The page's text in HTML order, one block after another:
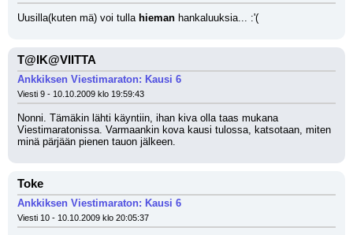
Uusilla(kuten mä) voi tulla hieman hankaluuksia... :'(
T@IK@VIITTA
Ankkiksen Viestimaraton: Kausi 6
Viesti 9 - 10.10.2009 klo 19:59:43
Nonni. Tämäkin lähti käyntiin, ihan kiva olla taas mukana
Viestimaratonissa. Varmaankin kova kausi tulossa, katsotaan, miten
minä pärjään pienen tauon jälkeen.
Toke
Ankkiksen Viestimaraton: Kausi 6
Viesti 10 - 10.10.2009 klo 20:05:37